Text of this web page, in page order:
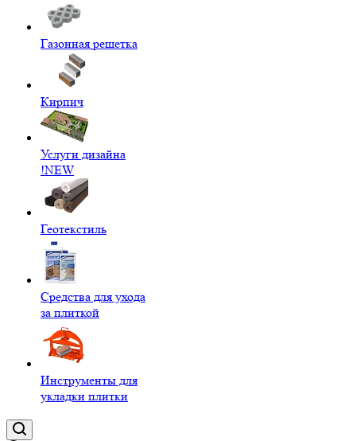
Газонная решетка
Кирпич
Услуги дизайна
!NEW
Геотекстиль
Средства для ухода
за плиткой
Инструменты для
укладки плитки